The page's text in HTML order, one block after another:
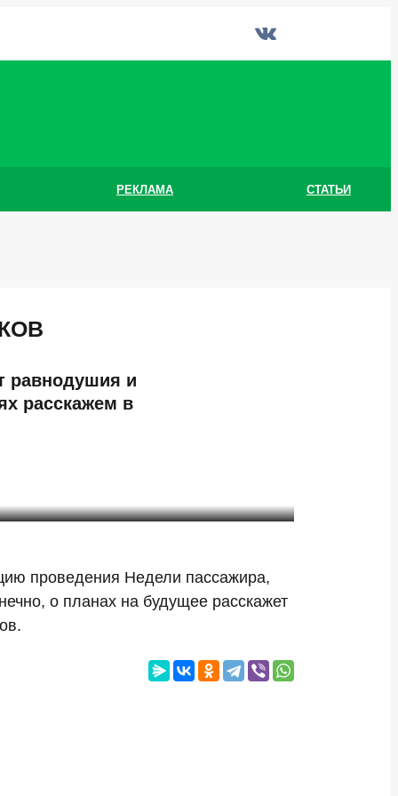
РЕКЛАМА СТАТЬИ
равнодушия и
расскажем в
проведения Недели пассажира,
о планах на будущее расскажет